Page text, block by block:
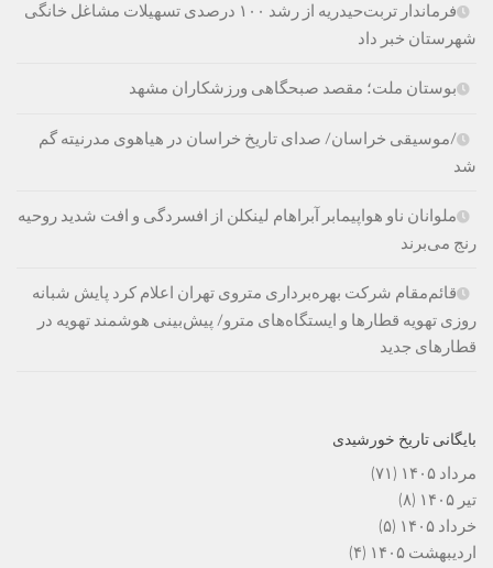
فرماندار تربت‌حیدریه از رشد ۱۰۰ درصدی تسهیلات مشاغل خانگی
شهرستان خبر داد
بوستان ملت؛ مقصد صبحگاهی ورزشکاران مشهد
/موسیقی خراسان/ صدای تاریخ خراسان در هیاهوی مدرنیته گم
شد
ملوانان ناو هواپیمابر آبراهام لینکلن از افسردگی و افت شدید روحیه
رنج می‌برند
قائم‌مقام شرکت بهره‌برداری متروی تهران اعلام کرد پایش شبانه
روزی تهویه قطارها و ایستگاه‌های مترو/ پیش‌بینی هوشمند تهویه در
قطارهای جدید
بایگانی تاریخ خورشیدی
مرداد ۱۴۰۵
(۷۱)
تیر ۱۴۰۵
(۸)
خرداد ۱۴۰۵
(۵)
اردیبهشت ۱۴۰۵
(۴)